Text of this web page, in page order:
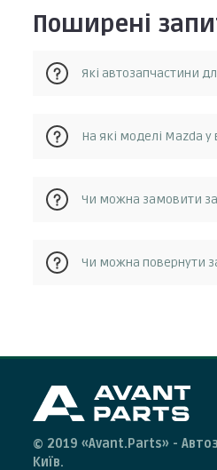
Поширені
Які автозапчастини
електрики.На які моделі Mazda у
9, і популярні бренди
Чи можна замовити
вам знайти потрібну
Чи можна повернути
© 2019 «Avant.Parts» -
Київ.